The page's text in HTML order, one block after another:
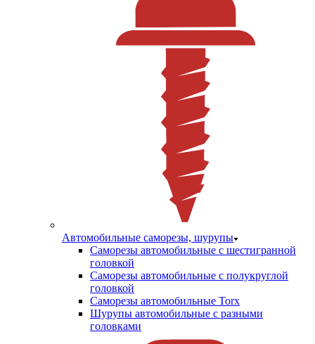
Автомобильные саморезы, шурупы
Саморезы автомобильные с шестигранной
головкой
Саморезы автомобильные с полукруглой
головкой
Саморезы автомобильные Torx
Шурупы автомобильные с разными
головками